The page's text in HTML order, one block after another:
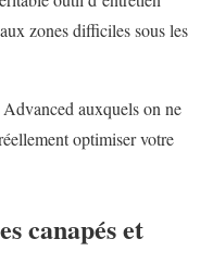
zones difficiles sous les
auxquels on ne
optimiser votre
canapés et